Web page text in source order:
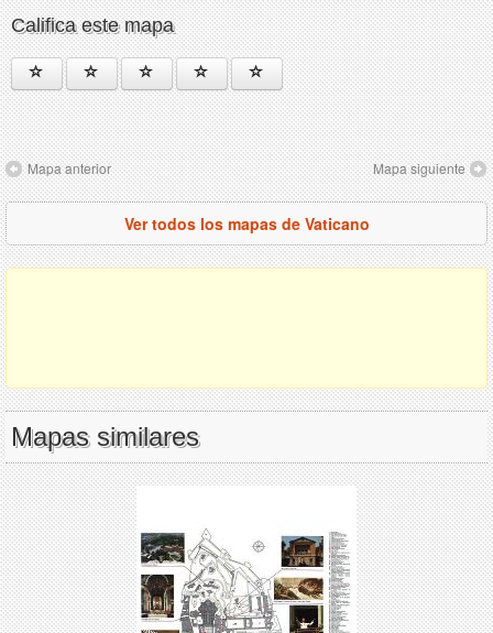
Califica este mapa
Mapa anterior Mapa siguiente
Ver todos los mapas de Vaticano
Mapas similares